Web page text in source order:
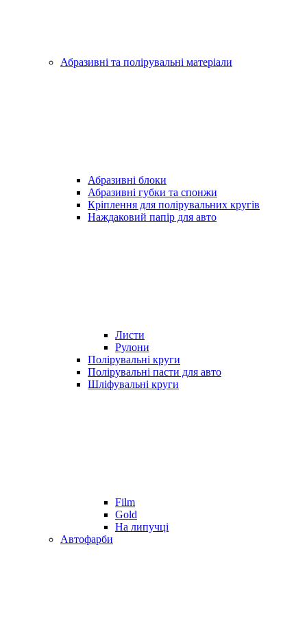
Абразивні та полірувальні матеріали
Абразивні блоки
Абразивні губки та спонжи
Кріплення для полірувальних кругів
Наждаковий папір для авто
Листи
Рулони
Полірувальні круги
Полірувальні пасти для авто
Шліфувальні круги
Film
Gold
На липучці
Автофарби